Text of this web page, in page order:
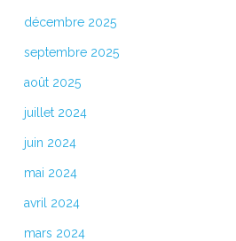
décembre 2025
septembre 2025
août 2025
juillet 2024
juin 2024
mai 2024
avril 2024
mars 2024